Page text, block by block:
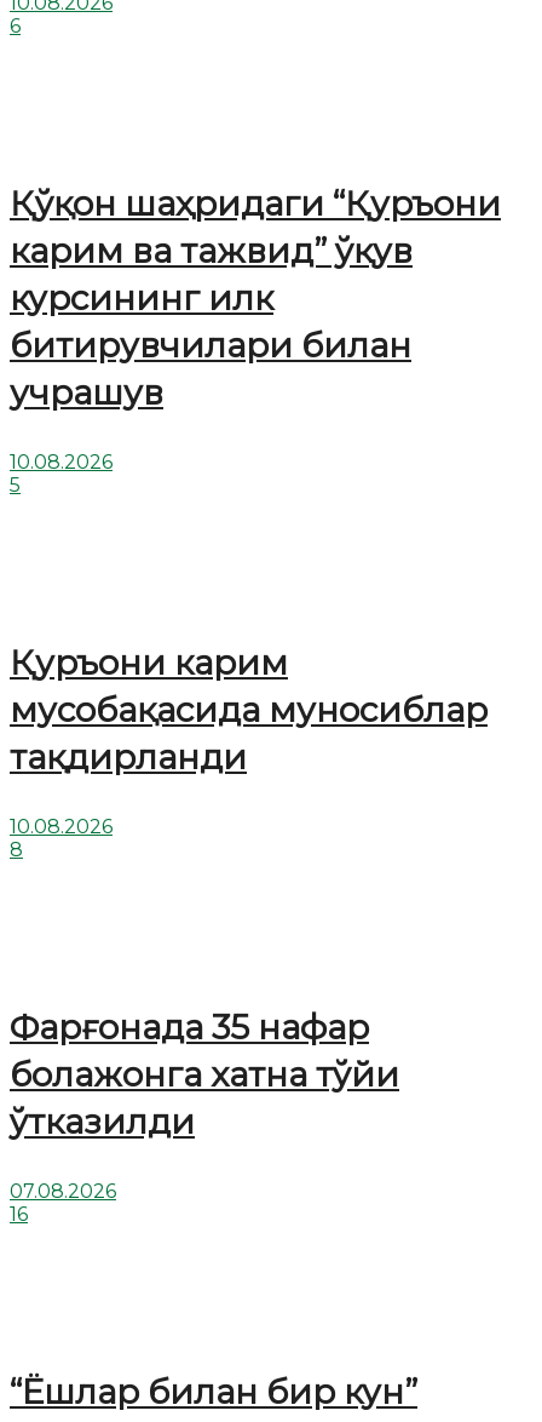
6
Қўқон шаҳридаги “Қуръони
карим ва тажвид” ўқув
курсининг илк
битирувчилари билан
учрашув
10.08.2026
5
Қуръони карим
мусобақасида муносиблар
тақдирланди
10.08.2026
8
Фарғонада 35 нафар
болажонга хатна тўйи
ўтказилди
07.08.2026
16
“Ёшлар билан бир кун”